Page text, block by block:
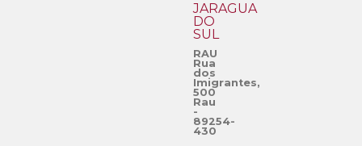
JARAGUÁ
DO
SUL
RAU
Rua
dos
Imigrantes,
500
Rau
-
89254-
430